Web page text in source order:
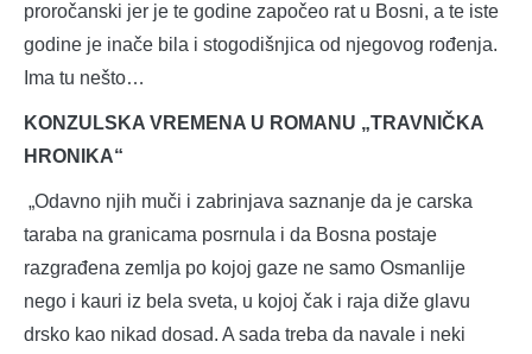
proročanski jer je te godine započeo rat u Bosni, a te iste
godine je inače bila i stogodišnjica od njegovog rođenja.
Ima tu nešto…
KONZULSKA VREMENA U ROMANU „TRAVNIČKA
HRONIKA“
„Odavno njih muči i zabrinjava saznanje da je carska
taraba na granicama posrnula i da Bosna postaje
razgrađena zemlja po kojoj gaze ne samo Osmanlije
nego i kauri iz bela sveta, u kojoj čak i raja diže glavu
drsko kao nikad dosad. A sada treba da navale i neki